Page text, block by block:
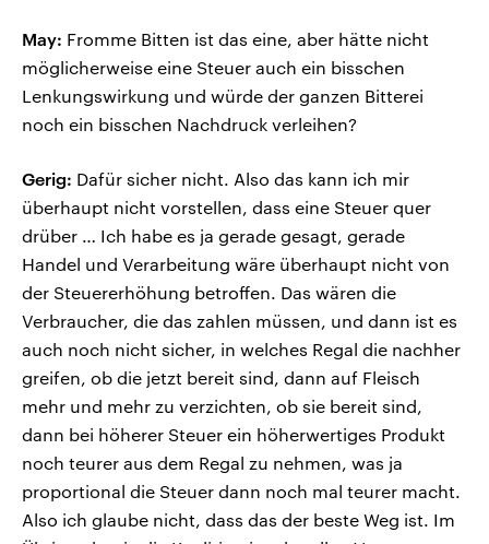
May: Fromme Bitten ist das eine, aber hätte nicht
möglicherweise eine Steuer auch ein bisschen
Lenkungswirkung und würde der ganzen Bitterei
noch ein bisschen Nachdruck verleihen?
Gerig: Dafür sicher nicht. Also das kann ich mir
überhaupt nicht vorstellen, dass eine Steuer quer
drüber … Ich habe es ja gerade gesagt, gerade
Handel und Verarbeitung wäre überhaupt nicht von
der Steuererhöhung betroffen. Das wären die
Verbraucher, die das zahlen müssen, und dann ist es
auch noch nicht sicher, in welches Regal die nachher
greifen, ob die jetzt bereit sind, dann auf Fleisch
mehr und mehr zu verzichten, ob sie bereit sind,
dann bei höherer Steuer ein höherwertiges Produkt
noch teurer aus dem Regal zu nehmen, was ja
proportional die Steuer dann noch mal teurer macht.
Also ich glaube nicht, dass das der beste Weg ist. Im